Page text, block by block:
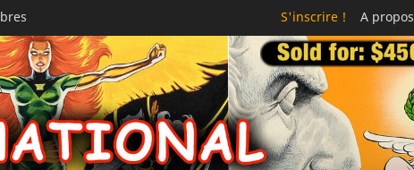
S'inscrire ! A propos